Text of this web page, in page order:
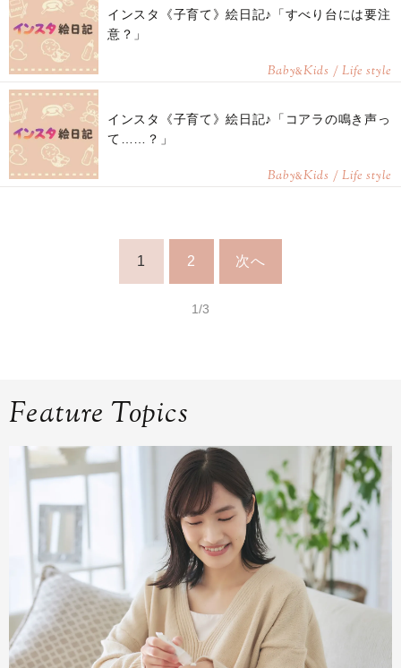
インスタ《子育て》絵日記♪「すべり台には要注
意？」
Baby&Kids / Life style
インスタ《子育て》絵日記♪「コアラの鳴き声っ
て……？」
Baby&Kids / Life style
1 2 次へ
1/3
Feature Topics